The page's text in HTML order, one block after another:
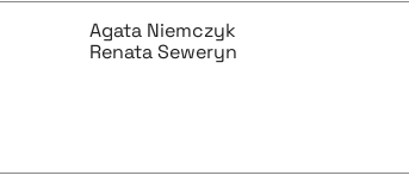
Agata Niemczyk
Renata Seweryn